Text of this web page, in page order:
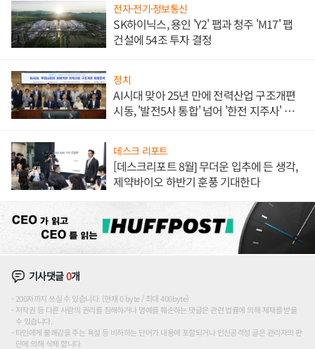
전자·전기·정보통신
SK하이닉스, 용인 'Y2' 팹과 청주 'M17' 팹
건설에 54조 투자 결정
정치
AI시대 맞아 25년 만에 전력산업 구조개편
시동, '발전5사 통합' 넘어 '한전 지주사' 재편
데스크 리포트
[데스크리포트 8월] 무더운 입추에 든 생각,
제약바이오 하반기 훈풍 기대한다
기사댓글0개
200자까지 쓰실 수 있습니다. (현재 0 byte / 최대 400byte)
저작권 등 다른 사람의 권리를 침해하거나 명예를 훼손하는 댓글은 관련 법률에 의해 제재를 받을
수 있습니다.
타인에게 불쾌감을 주는 욕설 등 비하하는 단어가 내용에 포함되거나 인신공격성 글은 관리자의 판
단에 의해 삭제 합니다.